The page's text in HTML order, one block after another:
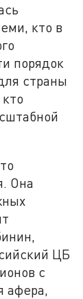
кто в
порядок
страны
Она
ЦБ
с
афера,